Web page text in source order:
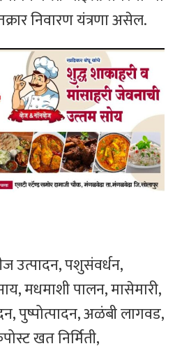
निवारण यंत्रणा असेल.
उत्पादन, पशुसंवर्धन,
मधमाशी पालन, मासेमारी,
पुष्पोत्पादन, अळंबी लागवड,
खत निर्मिती,